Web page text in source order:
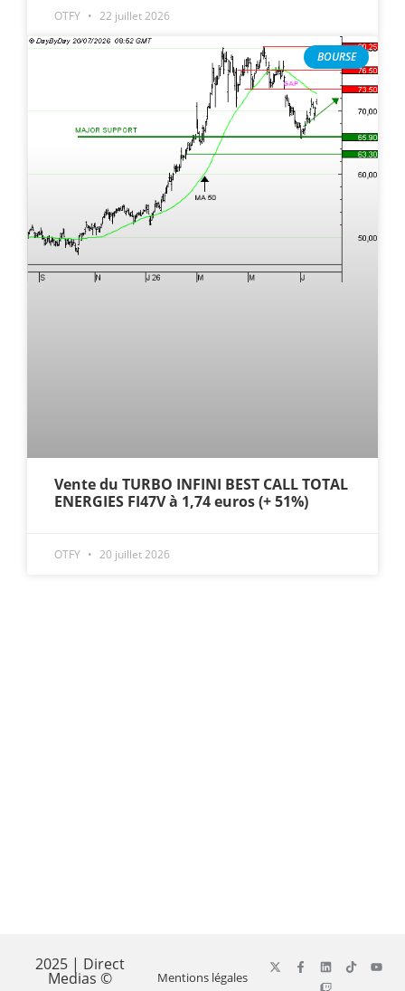
OTFY 22 juillet 2026
BOURSE
Vente du TURBO INFINI BEST CALL TOTAL
ENERGIES FI47V à 1,74 euros (+ 51%)
OTFY 20 juillet 2026
2025 | Direct
Medias © Mentions légales